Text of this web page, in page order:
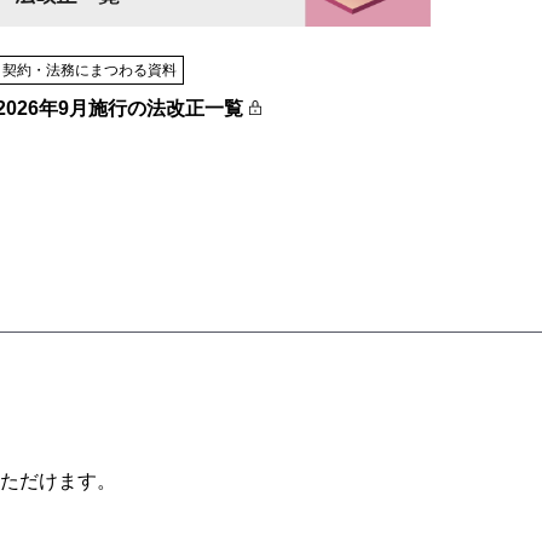
契約・法務にまつわる資料
年9月施行の法改正一覧
だけます。